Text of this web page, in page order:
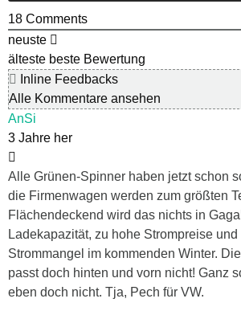
18 Comments
neuste
älteste beste Bewertung
Inline Feedbacks
Alle Kommentare ansehen
AnSi
3 Jahre her
Alle Grünen-Spinner haben jetzt schon
die Firmenwagen werden zum größten
Flächendeckend wird das nichts in
Ladekapazität, zu hohe Strompreise
Strommangel im kommenden Winter.
passt doch hinten und vorn nicht! Ganz
eben doch nicht. Tja, Pech für VW.